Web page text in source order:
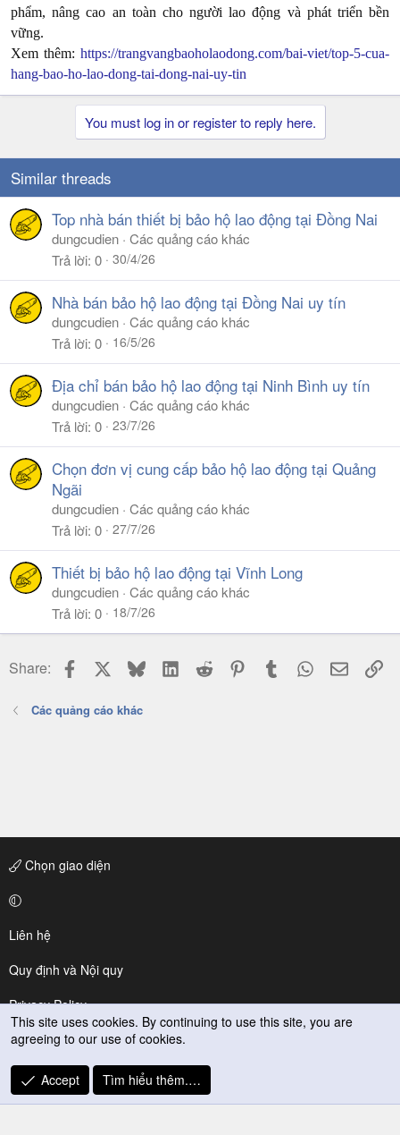
phẩm, nâng cao an toàn cho người lao động và phát triển bền
vững.
Xem thêm: https://trangvangbaoholaodong.com/bai-viet/top-5-cua-
hang-bao-ho-lao-dong-tai-dong-nai-uy-tin
You must log in or register to reply here.
Similar threads
Top nhà bán thiết bị bảo hộ lao động tại Đồng Nai
dungcudien Các quảng cáo khác
Trả lời 0 30/4/26
Nhà bán bảo hộ lao động tại Đồng Nai uy tín
dungcudien Các quảng cáo khác
Trả lời 0 16/5/26
Địa chỉ bán bảo hộ lao động tại Ninh Bình uy tín
dungcudien Các quảng cáo khác
Trả lời 0 23/7/26
Chọn đơn vị cung cấp bảo hộ lao động tại Quảng
Ngãi
dungcudien Các quảng cáo khác
Trả lời 0 27/7/26
Thiết bị bảo hộ lao động tại Vĩnh Long
dungcudien Các quảng cáo khác
Trả lời 0 18/7/26
Share: Facebook BlueskyLinkedIn
Reddit PinterestTumblr WhatsApp
Email
Các quảng cáo khác
Chọn giao diện
Liên hệ
Quy định và Nội quy
Privacy Policy
Trợ giúp
R
S
This site uses cookies. By continuing to use this site, you are
agreeing to our use of cookies.
Accept Tìm hiểu thêm.…